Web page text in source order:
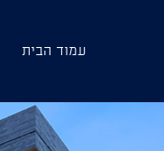
עמוד הבית